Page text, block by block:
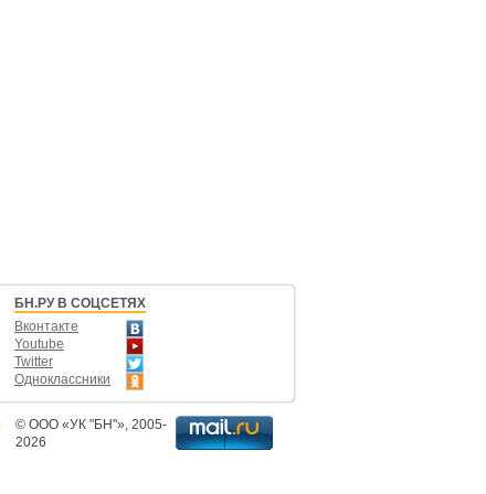
БН.РУ В СОЦСЕТЯХ
Вконтакте
Youtube
Twitter
Одноклассники
© ООО «УК "БН"», 2005-
2026